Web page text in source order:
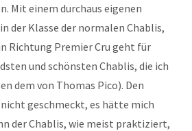
Mit einem durchaus eigenen
der Klasse der normalen Chablis,
Richtung Premier Cru geht für
und schönsten Chablis, die ich
dem von Thomas Pico). Den
geschmeckt, es hätte mich
der Chablis, wie meist praktiziert,